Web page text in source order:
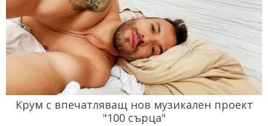
Крум с впечатляващ нов музикален проект
"100 сърца"